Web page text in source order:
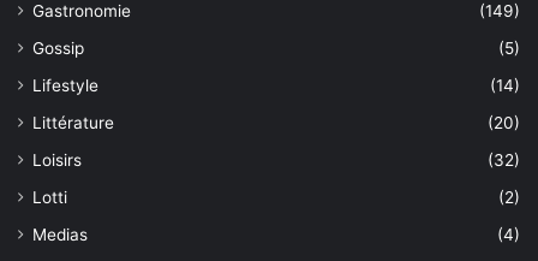
Gastronomie
(149)
Gossip
(5)
Lifestyle
(14)
Littérature
(20)
Loisirs
(32)
Lotti
(2)
Medias
(4)